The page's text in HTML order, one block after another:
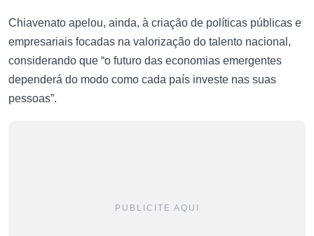
Chiavenato apelou, ainda, à criação de políticas públicas e
empresariais focadas na valorização do talento nacional,
considerando que “o futuro das economias emergentes
dependerá do modo como cada país investe nas suas
pessoas”.
PUBLICITE AQUI